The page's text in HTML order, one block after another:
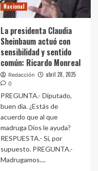
Nacional
La presidenta Claudia
Sheinbaum actuó con
sensibilidad y sentido
común: Ricardo Monreal
Redacción abril 28, 2025
0
PREGUNTA.- Diputado,
buen día. ¿Estás de
acuerdo que al que
madruga Dios le ayuda?
RESPUESTA.- Sí, por
supuesto. PREGUNTA.-
Madrugamos....